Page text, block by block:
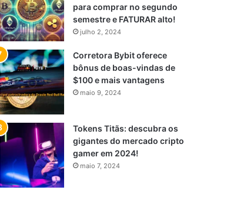
para comprar no segundo
semestre e FATURAR alto!
julho 2, 2024
Corretora Bybit oferece
bônus de boas-vindas de
$100 e mais vantagens
maio 9, 2024
Tokens Titãs: descubra os
gigantes do mercado cripto
gamer em 2024!
maio 7, 2024